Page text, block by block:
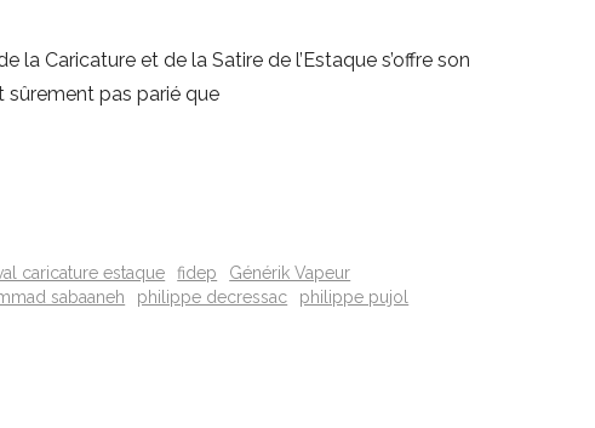
Caricature et de la Satire de l’Estaque s’offre son
sûrement pas parié que
caricature estaque fidep
Générik Vapeur
sabaaneh philippe decressac
philippe pujol